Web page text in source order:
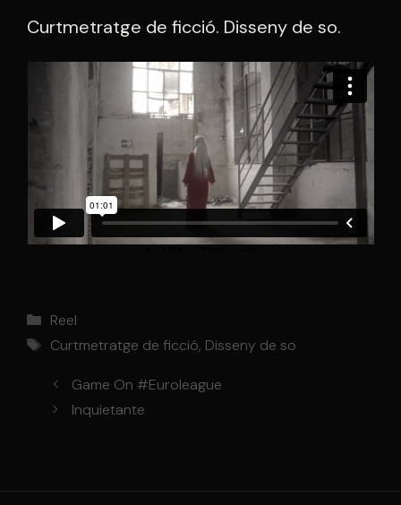
Curtmetratge de ficció. Disseny de so.
Categories
Reel
Etiquetes
Curtmetratge de ficció, Disseny de so
Game On #Euroleague
Inquietante